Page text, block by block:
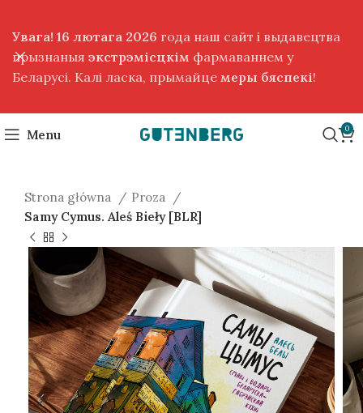
Menu 0
Strona główna
Proza
Samy Cуmus. Aleś Bieły [BLR]
Увага! 16 лютага 2026 года наш сайт і выдавецтва
прызнаныя экстрэмісцкім фармаваннем у
Беларусі. Калі ласка, прымайце меры бяспекі!